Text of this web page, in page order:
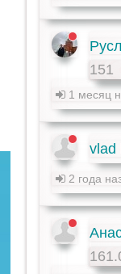
151
1 месяц
vlad
2 года